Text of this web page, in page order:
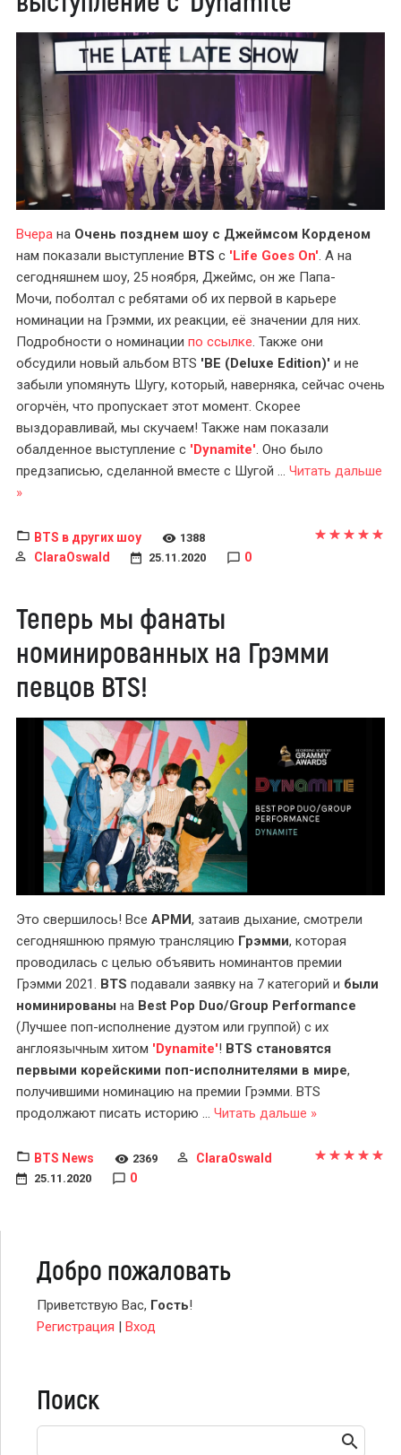
Вчера на Очень позднем шоу с Джеймсом Корденом
нам показали выступление BTS с 'Life Goes On'. А на
сегодняшнем шоу, 25 ноября, Джеймс, он же Папа-
Мочи, поболтал с ребятами об их первой в карьере
номинации на Грэмми, их реакции, её значении для них.
Подробности о номинации по ссылке. Также они
обсудили новый альбом BTS 'BE (Deluxe Edition)' и не
забыли упомянуть Шугу, который, наверняка, сейчас очень
огорчён, что пропускает этот момент. Скорее
выздоравливай, мы скучаем! Также нам показали
обалденное выступление с 'Dynamite'. Оно было
предзаписью, сделанной вместе с Шугой ... Читать дальше
»
BTS в других шоу 1388
ClaraOswald 25.11.2020 0
Теперь мы фанаты
номинированных на Грэмми
певцов BTS!
Это свершилось! Все АРМИ, затаив дыхание, смотрели
сегодняшнюю прямую трансляцию Грэмми, которая
проводилась с целью объявить номинантов премии
Грэмми 2021. BTS подавали заявку на 7 категорий и были
номинированы на Best Pop Duo/Group Performance
(Лучшее поп-исполнение дуэтом или группой) с их
англоязычным хитом 'Dynamite'! BTS становятся
первыми корейскими поп-исполнителями в мире,
получившими номинацию на премии Грэмми. BTS
продолжают писать историю ... Читать дальше »
BTS News 2369 ClaraOswald
25.11.2020 0
Добро пожаловать
Приветствую Вас, Гость!
Регистрация | Вход
Поиск